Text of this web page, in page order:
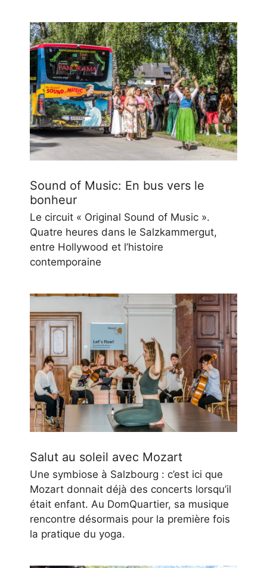
Sound of Music: En bus vers le
bonheur
Le circuit « Original Sound of Music ».
Quatre heures dans le Salzkammergut,
entre Hollywood et l’histoire
contemporaine
Salut au soleil avec Mozart
Une symbiose à Salzbourg : c’est ici que
Mozart donnait déjà des concerts lorsqu’il
était enfant. Au DomQuartier, sa musique
rencontre désormais pour la première fois
la pratique du yoga.